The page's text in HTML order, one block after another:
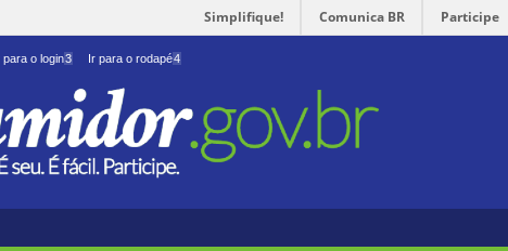
Simplifique! Comunica BR Participe
para o login3 Ir para o rodapé4